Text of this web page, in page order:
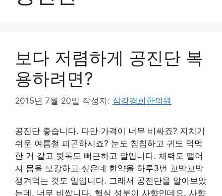
보다 저렴하게 공진단 복
용하려면?
2015년 7월 20일 작성자: 심강경희한의원
공진단 좋습니다. 다만 가격이 너무 비싸죠? 지치기
쉬운 여름철 피곤하시죠? 눈도 침침하고 귀도 먹먹
한 거 같고 뒷목도 뻐근하고 말입니다. 체력도 떨어
져 몸을 보강하고 싶은데 한약을 하루3번 꼬박꼬박
챙겨먹는 것도 일입니다. 그래서 공진단을 알아보았
는데, 너무 비쌉니다. 핵심 성분이 사향인데요. 사향